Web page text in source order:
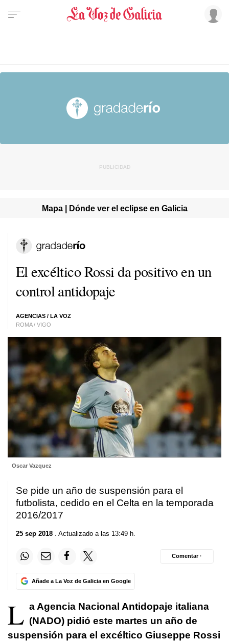
Mapa | Dónde ver el eclipse en Galicia
El excéltico Rossi da positivo en un
control antidopaje
AGENCIAS / LA VOZ
ROMA / VIGO
Oscar Vazquez
Se pide un año de suspensión para el
futbolista, cedido en el Celta en la temporada
2016/2017
25 sep 2018 . Actualizado a las 13:49 h.
Añade a La Voz de Galicia en Google
Comentar ·
L a Agencia Nacional Antidopaje italiana
(NADO) pidió este martes un año de
suspensión para el excéltico Giuseppe Rossi